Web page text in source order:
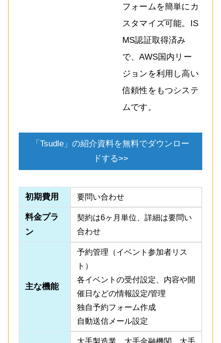
フォームを簡単にカ
スタマイズ可能。IS
MS認証取得済み
で、AWS国内リー
ジョンを利用し高い
信頼性をもつシステ
ムです。
「Tsudle」の紹介資料を無料でダウンロー
ドする>>
初期費用 要問い合わせ
料金プラ
ン
契約は6ヶ月単位、詳細は要問い
合わせ
主な機能
予約管理（イベント参加者リス
ト）
各イベントの受付設定、内容や開
催日などの情報設定/管理
独自予約フォーム作成
自動送信メール設定
大手製造業、大手金融機関、大手